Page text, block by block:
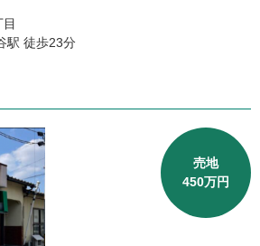
駅 徒歩23分
売地
450万円